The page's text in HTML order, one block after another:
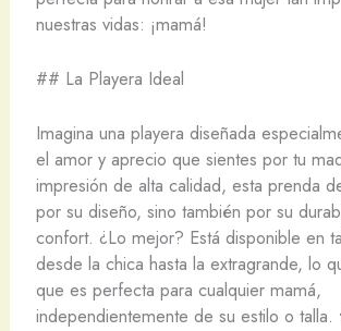
nuestras vidas: ¡mamá!
## La Playera Ideal
Imagina una playera diseñada
el amor y aprecio que sientes por tu
impresión de alta calidad, esta prenda
por su diseño, sino también por su
confort. ¿Lo mejor? Está disponible en
desde la chica hasta la extragrande, lo
que es perfecta para cualquier mamá,
independientemente de su estilo o talla.